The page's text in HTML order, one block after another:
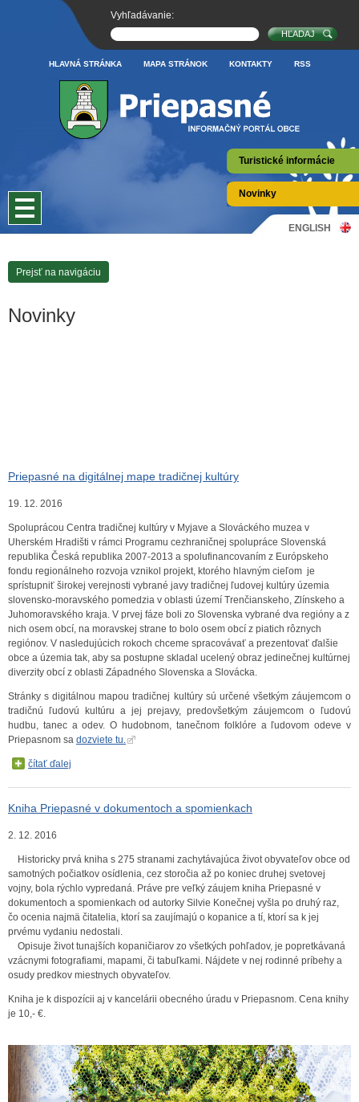
Turistické informácie
Novinky
HLAVNÁ STRÁNKA MAPA STRÁNOK KONTAKTY RSS
Vyhľadávanie:
ENGLISH
Prejsť na navigáciu
Novinky
Priepasné na digitálnej mape tradičnej kultúry
19. 12. 2016
Spoluprácou Centra tradičnej kultúry v Myjave a Slováckého muzea v
Uherském Hradišti v rámci Programu cezhraničnej spolupráce Slovenská
republika Česká republika 2007-2013 a spolufinancovaním z Európskeho
fondu regionálneho rozvoja vznikol projekt, ktorého hlavným cieľom je
sprístupniť širokej verejnosti vybrané javy tradičnej ľudovej kultúry územia
slovensko-moravského pomedzia v oblasti území Trenčianskeho, Zlínskeho a
Juhomoravského kraja. V prvej fáze boli zo Slovenska vybrané dva regióny a z
nich osem obcí, na moravskej strane to bolo osem obcí z piatich rôznych
regiónov. V nasledujúcich rokoch chceme spracovávať a prezentovať ďalšie
obce a územia tak, aby sa postupne skladal ucelený obraz jedinečnej kultúrnej
diverzity obcí z oblasti Západného Slovenska a Slovácka.
Stránky s digitálnou mapou tradičnej kultúry sú určené všetkým záujemcom o
tradičnú ľudovú kultúru a jej prejavy, predovšetkým záujemcom o ľudovú
hudbu, tanec a odev. O hudobnom, tanečnom folklóre a ľudovom odeve v
Priepasnom sa dozviete tu.
čítať ďalej
Kniha Priepasné v dokumentoch a spomienkach
2. 12. 2016
Historicky prvá kniha s 275 stranami zachytávajúca život obyvateľov obce od
samotných počiatkov osídlenia, cez storočia až po koniec druhej svetovej
vojny, bola rýchlo vypredaná. Práve pre veľký záujem kniha Priepasné v
dokumentoch a spomienkach od autorky Silvie Konečnej vyšla po druhý raz,
čo ocenia najmä čitatelia, ktorí sa zaujímajú o kopanice a tí, ktorí sa k jej
prvému vydaniu nedostali.
Opisuje život tunajších kopaničiarov zo všetkých pohľadov, je popretkávaná
vzácnymi fotografiami, mapami, či tabuľkami. Nájdete v nej rodinné príbehy a
osudy predkov miestnych obyvateľov.
Kniha je k dispozícii aj v kancelárii obecného úradu v Priepasnom. Cena knihy
je 10,- €.